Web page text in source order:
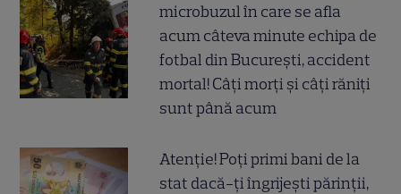
microbuzul în care se afla
acum câteva minute echipa de
fotbal din București, accident
mortal! Câți morți și câți răniți
sunt până acum
Atenție! Poți primi bani de la
stat dacă-ți îngrijești părinții,